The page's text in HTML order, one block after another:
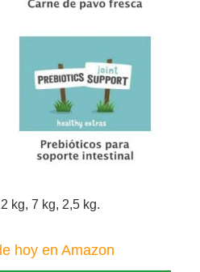
kg, 7 kg, 2,5 kg.
hoy en Amazon